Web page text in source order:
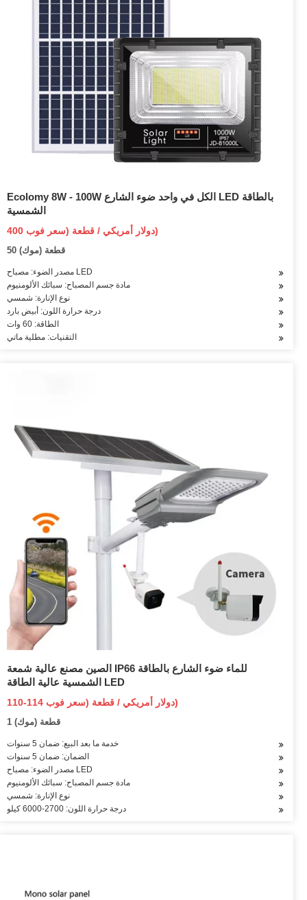
Ecolomy 8W - 100W الكل في واحد ضوء الشارع LED بالطاقة
الشمسية
400 دولار أمريكي / قطعة (سعر فوب)
50 قطعة (موك)
مصدر الضوء: مصباح LED
مادة جسم المصباح: سبائك الألومنيوم
نوع الإنارة: شمسي
درجة حرارة اللون: أبيض بارد
الطاقة: 60 وات
التقنيات: مطلية ماتي
الصين مصنع عالية شمعة IP66 للماء ضوء الشارع بالطاقة
الشمسية عالية الطاقة LED
110-114 دولار أمريكي / قطعة (سعر فوب)
1 قطعة (موك)
خدمة ما بعد البيع: ضمان 5 سنوات
الضمان: ضمان 5 سنوات
مصدر الضوء: مصباح LED
مادة جسم المصباح: سبائك الألومنيوم
نوع الإنارة: شمسي
درجة حرارة اللون: 2700-6000 كيلو